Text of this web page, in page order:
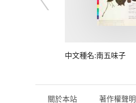
中文種名:南五味子
關於本站 著作權聲明